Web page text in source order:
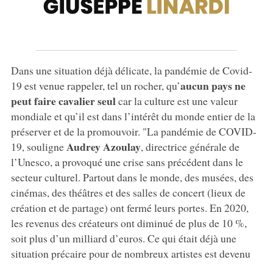
Dans une situation déjà délicate, la pandémie de Covid-
19 est venue rappeler, tel un rocher, qu’aucun pays ne
peut faire cavalier seulcar la culture est une valeur
mondiale et qu’il est dans l’intérêt du monde entier de la
préserver et de la promouvoir. "La pandémie de COVID-
19, souligneAudrey Azoulay, directrice générale de
l’Unesco, a provoqué une crise sans précédent dans le
secteur culturel. Partout dans le monde, des musées, des
cinémas, des théâtres et des salles de concert (lieux de
création et de partage) ont fermé leurs portes. En 2020,
les revenus des créateurs ont diminué de plus de 10 %,
soit plus d’un milliard d’euros. Ce qui était déjà une
situation précaire pour de nombreux artistes est devenu